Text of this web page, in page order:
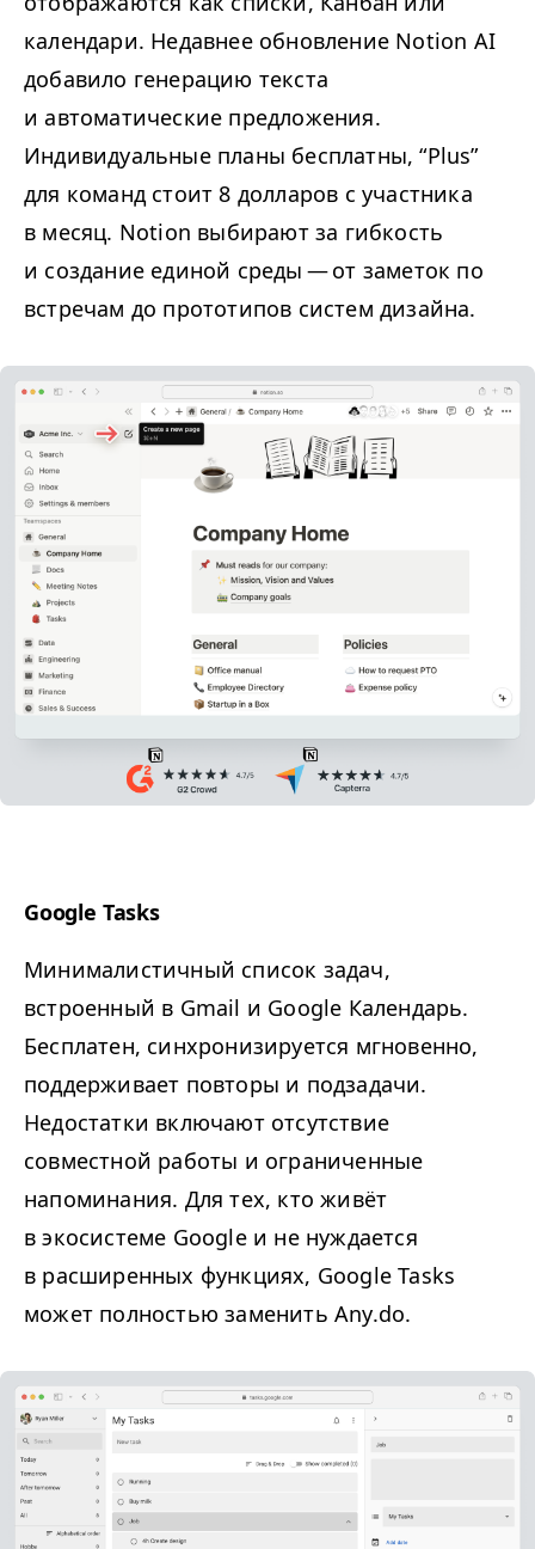
календари. Недавнее обновление Notion AI
добавило генерацию текста
и автоматические предложения.
Индивидуальные планы бесплатны,“Plus”
для команд стоит 8 долларов с участника
в месяц. Notion выбирают за гибкость
и создание единой среды — от заметок по
встречам до прототипов систем дизайна.
Google Tasks
Минималистичный список задач,
встроенный в Gmail и Google Календарь.
Бесплатен, синхронизируется мгновенно,
поддерживает повторы и подзадачи.
Недостатки включают отсутствие
совместной работы и ограниченные
напоминания. Для тех, кто живёт
в экосистеме Google и не нуждается
в расширенных функциях, Google Tasks
может полностью заменить Any​.do.